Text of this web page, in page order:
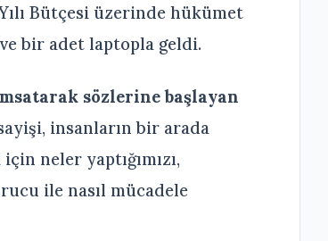
Yılı Bütçesi üzerinde hükümet
bir adet laptopla geldi.
sözlerine başlayan
insanların bir arada
neler yaptığımızı,
ile nasıl mücadele